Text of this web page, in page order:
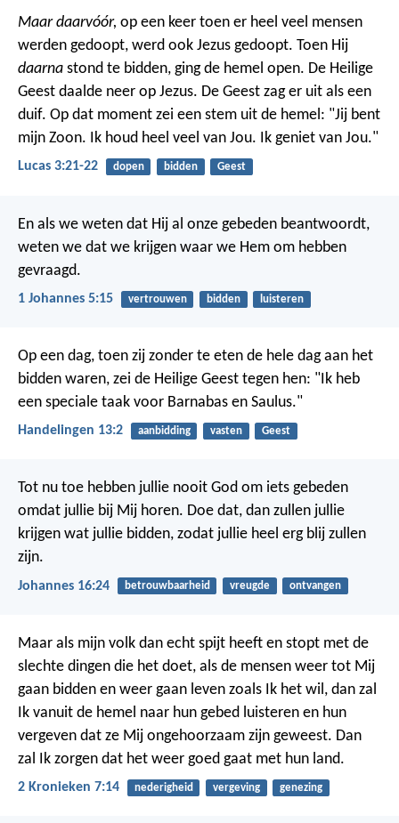
Maar daarvóór, op een keer toen er heel veel mensen
werden gedoopt, werd ook Jezus gedoopt. Toen Hij
daarna stond te bidden, ging de hemel open. De Heilige
Geest daalde neer op Jezus. De Geest zag er uit als een
duif. Op dat moment zei een stem uit de hemel: "Jij bent
mijn Zoon. Ik houd heel veel van Jou. Ik geniet van Jou."
Lucas 3:21-22 dopen bidden Geest
En als we weten dat Hij al onze gebeden beantwoordt,
weten we dat we krijgen waar we Hem om hebben
gevraagd.
1 Johannes 5:15 vertrouwen bidden luisteren
Op een dag, toen zij zonder te eten de hele dag aan het
bidden waren, zei de Heilige Geest tegen hen: "Ik heb
een speciale taak voor Barnabas en Saulus."
Handelingen 13:2 aanbidding vasten Geest
Tot nu toe hebben jullie nooit God om iets gebeden
omdat jullie bij Mij horen. Doe dat, dan zullen jullie
krijgen wat jullie bidden, zodat jullie heel erg blij zullen
zijn.
Johannes 16:24 betrouwbaarheid vreugde ontvangen
Maar als mijn volk dan echt spijt heeft en stopt met de
slechte dingen die het doet, als de mensen weer tot Mij
gaan bidden en weer gaan leven zoals Ik het wil, dan zal
Ik vanuit de hemel naar hun gebed luisteren en hun
vergeven dat ze Mij ongehoorzaam zijn geweest. Dan
zal Ik zorgen dat het weer goed gaat met hun land.
2 Kronieken 7:14 nederigheid vergeving genezing